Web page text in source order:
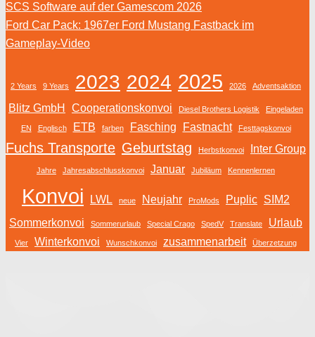
SCS Software auf der Gamescom 2026
Ford Car Pack: 1967er Ford Mustang Fastback im
Gameplay-Video
2 Years 9 Years 2023 2024 2025 2026 Adventsaktion
Blitz GmbH Cooperationskonvoi Diesel Brothers Logistik Eingeladen
EN Englisch ETB farben Fasching Fastnacht Festtagskonvoi
Fuchs Transporte Geburtstag Herbstkonvoi Inter Group
Jahre Jahresabschlusskonvoi Januar Jubiläum Kennenlernen
Konvoi LWL neue Neujahr ProMods Puplic SIM2
Sommerkonvoi
Sommerurlaub Special Crago SpedV Translate Urlaub
Vier Winterkonvoi Wunschkonvoi zusammenarbeit Überzetzung